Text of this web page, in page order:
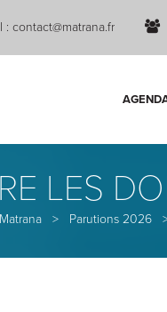
: contact@matrana.fr
LES
Matrana> Parutions 2026